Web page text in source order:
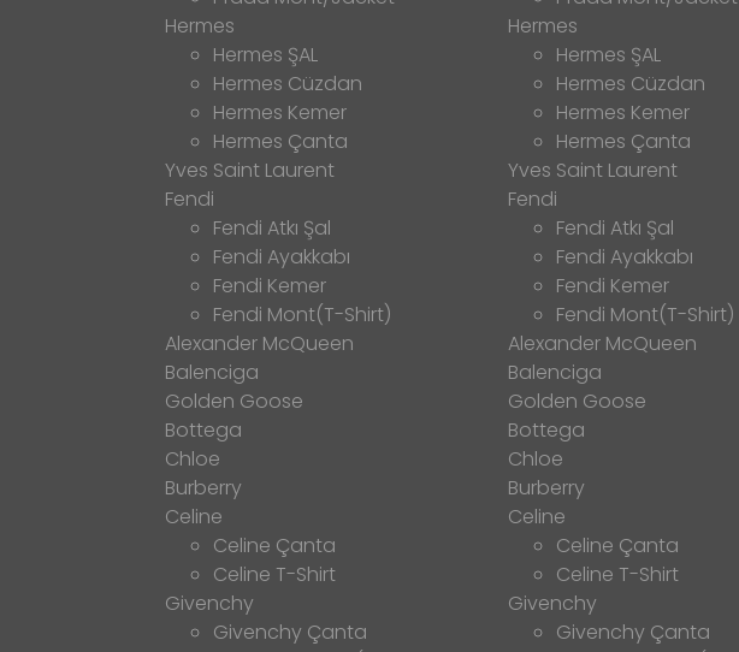
Hermes
Hermes ŞAL
Hermes Cüzdan
Hermes Kemer
Hermes Çanta
Yves Saint Laurent
Fendi
Fendi Atkı Şal
Fendi Ayakkabı
Fendi Kemer
Fendi Mont(T-Shirt)
Alexander McQueen
Balenciga
Golden Goose
Bottega
Chloe
Burberry
Celine
Celine Çanta
Celine T-Shirt
Givenchy
Givenchy Çanta
Hermes
Hermes ŞAL
Hermes Cüzdan
Hermes Kemer
Hermes Çanta
Yves Saint Laurent
Fendi
Fendi Atkı Şal
Fendi Ayakkabı
Fendi Kemer
Fendi Mont(T-Shirt)
Alexander McQueen
Balenciga
Golden Goose
Bottega
Chloe
Burberry
Celine
Celine Çanta
Celine T-Shirt
Givenchy
Givenchy Çanta